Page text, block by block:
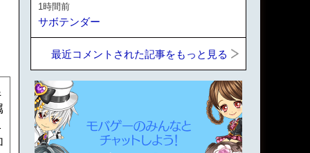
1時間前
サボテンダー
最近コメントされた記事をもっと見る